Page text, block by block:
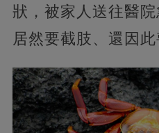
狀，被家人送往醫
居然要截肢、還因